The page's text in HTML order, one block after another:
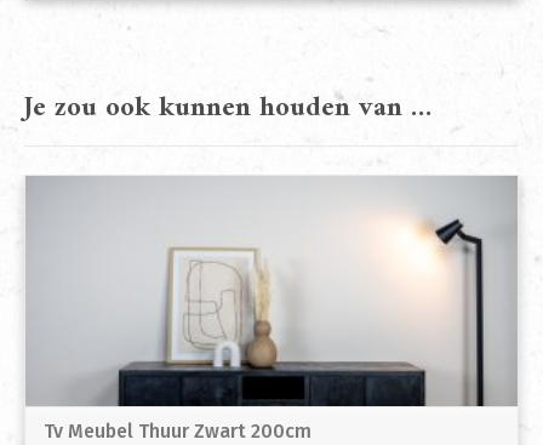
Je zou ook kunnen houden van …
Tv Meubel Thuur Zwart 200cm